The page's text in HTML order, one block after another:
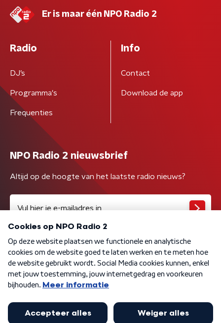
Er is maar één NPO Radio 2
Radio
DJ’s
Programma's
Frequenties
Info
Contact
Download de app
NPO Radio 2 nieuwsbrief
Altijd op de hoogte van het laatste radio nieuws?
Algemene voorwaarden